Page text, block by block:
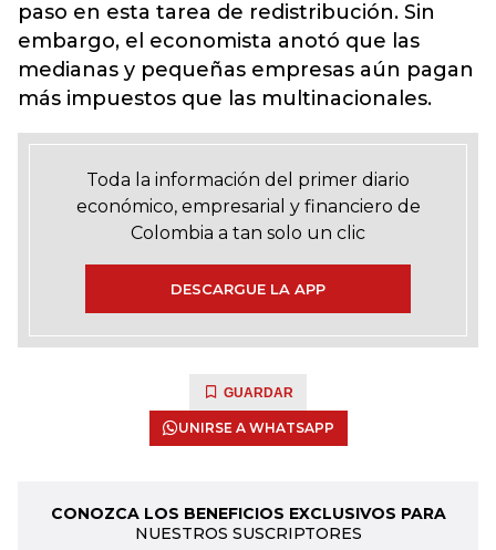
paso en esta tarea de redistribución. Sin
embargo, el economista anotó que las
medianas y pequeñas empresas aún pagan
más impuestos que las multinacionales.
Toda la información del primer diario
económico, empresarial y financiero de
Colombia a tan solo un clic
DESCARGUE LA APP
GUARDAR
UNIRSE A WHATSAPP
CONOZCA LOS BENEFICIOS EXCLUSIVOS PARA
NUESTROS SUSCRIPTORES